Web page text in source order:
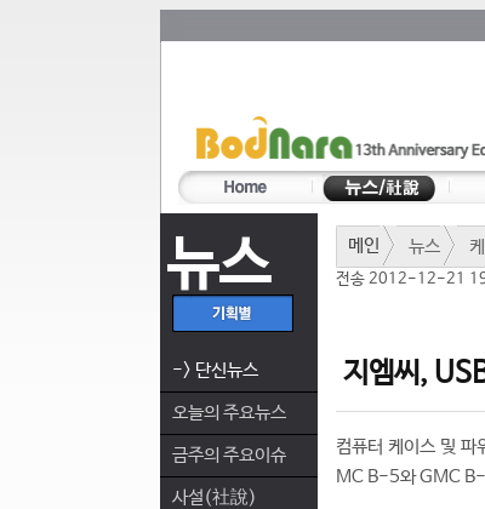
뉴스
-> 단신뉴스
오늘의 주요뉴스
금주의 주요이슈
사설(社說)
메인 뉴스
전송 2012-12-21
지엠씨,
컴퓨터 케이스 및
MC B-5와 GMC B-